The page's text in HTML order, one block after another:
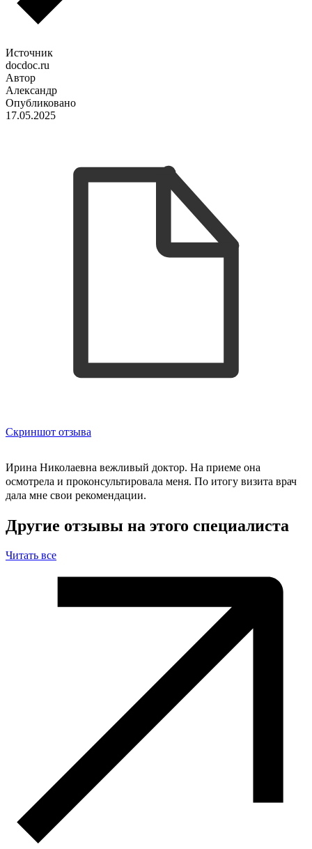
Источник
docdoc.ru
Автор
Александр
Опубликовано
17.05.2025
Скриншот отзыва
Ирина Николаевна вежливый доктор. На приеме она
осмотрела и проконсультировала меня. По итогу визита врач
дала мне свои рекомендации.
Другие отзывы на этого специалиста
Читать все